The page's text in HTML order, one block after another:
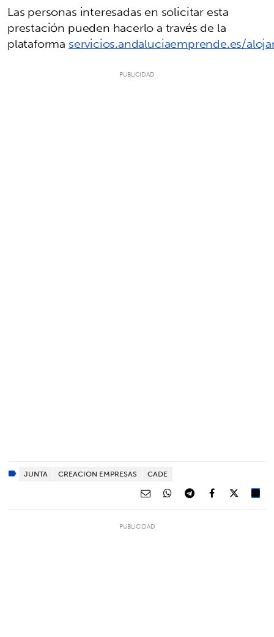
Las personas interesadas en solicitar esta
prestación pueden hacerlo a través de la
plataformaservicios.andaluciaemprende.es/
JUNTA CREACION EMPRESAS CADE